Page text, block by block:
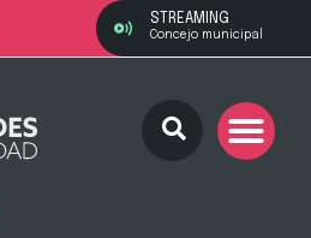
STREAMING
Concejo municipal